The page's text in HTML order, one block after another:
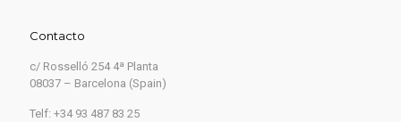
Contacto
c/ Rosselló 254 4ª Planta
08037 – Barcelona (Spain)
Telf: +34 93 487 83 25